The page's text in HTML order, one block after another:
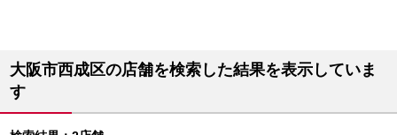
大阪市西成区の店舗を検索した結果を表示していま
す